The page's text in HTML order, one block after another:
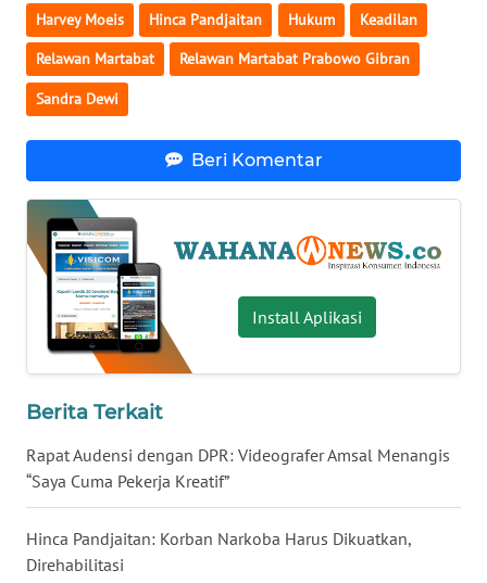
Harvey Moeis Hinca Pandjaitan Hukum Keadilan
Relawan Martabat Relawan Martabat Prabowo Gibran
Sandra Dewi
Beri Komentar
Install Aplikasi
Berita Terkait
Rapat Audensi dengan DPR: Videografer Amsal Menangis
“Saya Cuma Pekerja Kreatif”
Hinca Pandjaitan: Korban Narkoba Harus Dikuatkan,
Direhabilitasi
WN
BABEL
WN
SUMSEL
WN
BENGKULU
WN
LAMPUNG
JATENG
WN
NUSANTARA